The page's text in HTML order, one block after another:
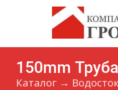
150mm
Каталог →